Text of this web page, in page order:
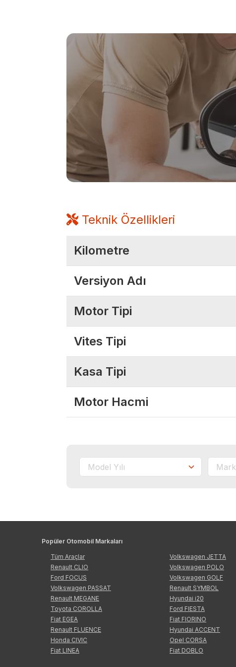
Teknik Özellikleri
Kilometre
Versiyon Adı
Motor Tipi
Vites Tipi
Kasa Tipi
Motor Hacmi
Popüler Otomobil Markaları
Tüm Araçlar
Renault CLIO
Ford FOCUS
Volkswagen PASSAT
Renault MEGANE
Toyota COROLLA
Fiat EGEA
Renault FLUENCE
Honda CIVIC
Fiat LINEA
Volkswagen JETTA
Volkswagen POLO
Volkswagen GOLF
Renault SYMBOL
Hyundai i20
Ford FIESTA
Fiat FIORINO
Hyundai ACCENT
Opel CORSA
Fiat DOBLO